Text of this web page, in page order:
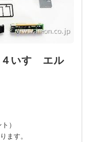
いすゞエル
）
ます。